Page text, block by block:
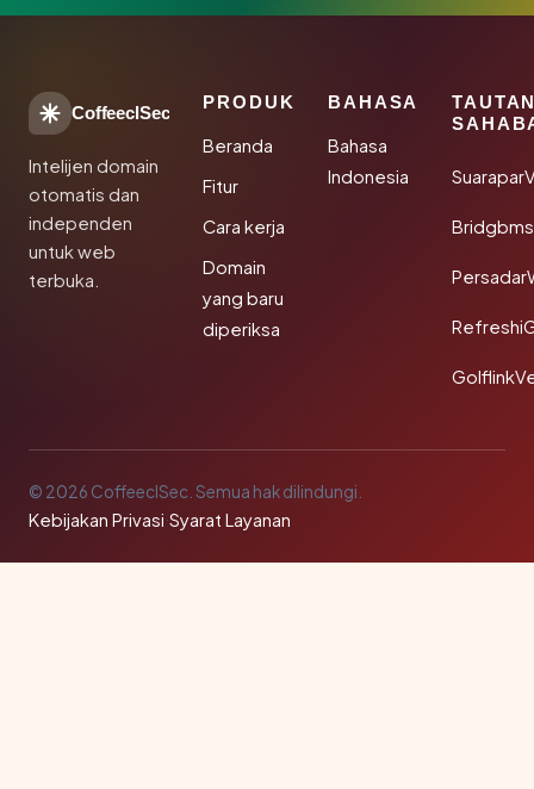
CoffeeclSec
Intelijen domain
otomatis dan
independen
untuk web
terbuka.
PRODUK
Beranda
Fitur
Cara kerja
Domain
yang baru
diperiksa
BAHASA
Bahasa
Indonesia
© 2026 CoffeeclSec. Semua hak dilindungi.
Kebijakan Privasi·Syarat Layanan